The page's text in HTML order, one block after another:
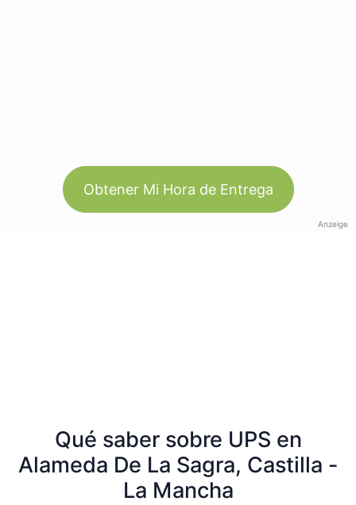
Obtener Mi Hora de Entrega
Anzeige
Qué saber sobre UPS en
Alameda De La Sagra, Castilla -
La Mancha